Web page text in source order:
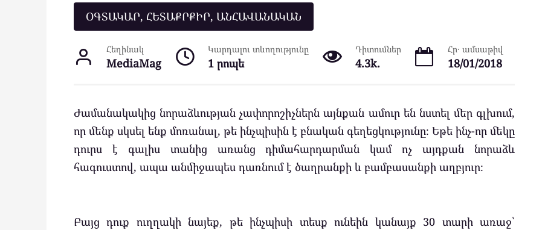
ՕԳՏԱԿԱՐ, ՀԵՏԱՔՐՔԻՐ, ԱՆՀԱՎԱՆԱԿԱՆ
Հեղինակ
MediaMag
Կարդալու տևողությունը
1 րոպե
Դիտումներ
4.3k.
Հր․ ամսաթիվ
18/01/2018
Ժամանակակից նորաձևության չափորոշիչներն այնքան ամուր են նստել մեր գլխում,
որ մենք սկսել ենք մոռանալ, թե ինչպիսին է բնական գեղեցկությունը։ Եթե ինչ-որ մեկը
դուրս է գալիս տանից առանց դիմահարդարման կամ ոչ այդքան նորաձև
հագուստով, ապա անմիջապես դառնում է ծաղրանքի և բամբասանքի աղբյուր։
Բայց դուք ուղղակի նայեք, թե ինչպիսի տեսք ունեին կանայք 30 տարի առաջ՝